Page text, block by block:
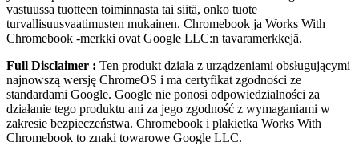
vastuussa tuotteen toiminnasta tai siitä, onko tuote
turvallisuusvaatimusten mukainen. Chromebook ja Works With
Chromebook ‑merkki ovat Google LLC:n tavaramerkkejä.
Full Disclaimer : Ten produkt działa z urządzeniami obsługującymi
najnowszą wersję ChromeOS i ma certyfikat zgodności ze
standardami Google. Google nie ponosi odpowiedzialności za
działanie tego produktu ani za jego zgodność z wymaganiami w
zakresie bezpieczeństwa. Chromebook i plakietka Works With
Chromebook to znaki towarowe Google LLC.